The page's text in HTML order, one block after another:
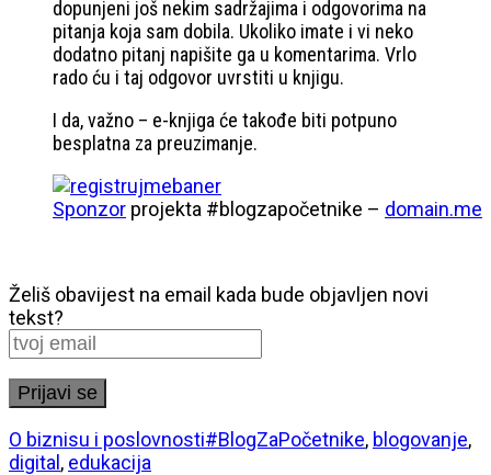
dopunjeni još nekim sadržajima i odgovorima na
pitanja koja sam dobila. Ukoliko imate i vi neko
dodatno pitanj napišite ga u komentarima. Vrlo
rado ću i taj odgovor uvrstiti u knjigu.
I da, važno – e-knjiga će takođe biti potpuno
besplatna za preuzimanje.
Sponzor projekta #blogzapočetnike – domain.me
Želiš obavijest na email kada bude objavljen novi
tekst?
O biznisu i poslovnosti#BlogZaPočetnike, blogovanje,
digital , edukacija